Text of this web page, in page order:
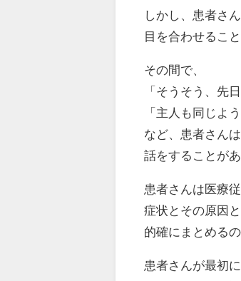
しかし、患者さ
目を合わせるこ
その間で、
「そうそう、先
「主人も同じよ
など、患者さん
話をすることがあ
患者さんは医療
症状とその原因
的確にまとめる
患者さんが最初